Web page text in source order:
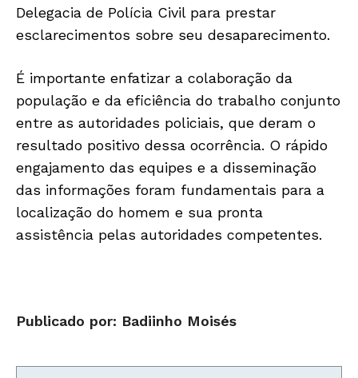
Delegacia de Polícia Civil para prestar
esclarecimentos sobre seu desaparecimento.
É importante enfatizar a colaboração da
população e da eficiência do trabalho conjunto
entre as autoridades policiais, que deram o
resultado positivo dessa ocorrência. O rápido
engajamento das equipes e a disseminação
das informações foram fundamentais para a
localização do homem e sua pronta
assistência pelas autoridades competentes.
Publicado por: Badiinho Moisés